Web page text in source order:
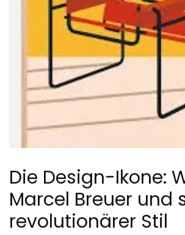
Die Design-Ikone:
Marcel Breuer und
revolutionärer Stil